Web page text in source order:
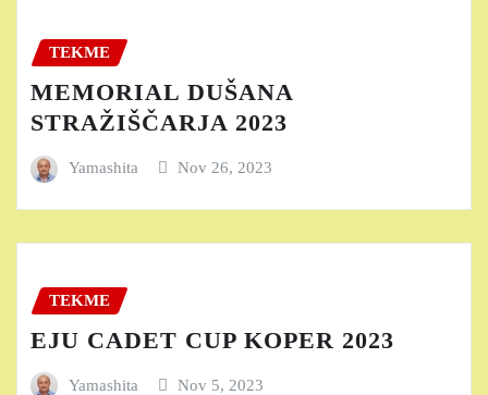
TEKME
MEMORIAL DUŠANA
STRAŽIŠČARJA 2023
Yamashita Nov 26, 2023
TEKME
EJU CADET CUP KOPER 2023
Yamashita Nov 5, 2023